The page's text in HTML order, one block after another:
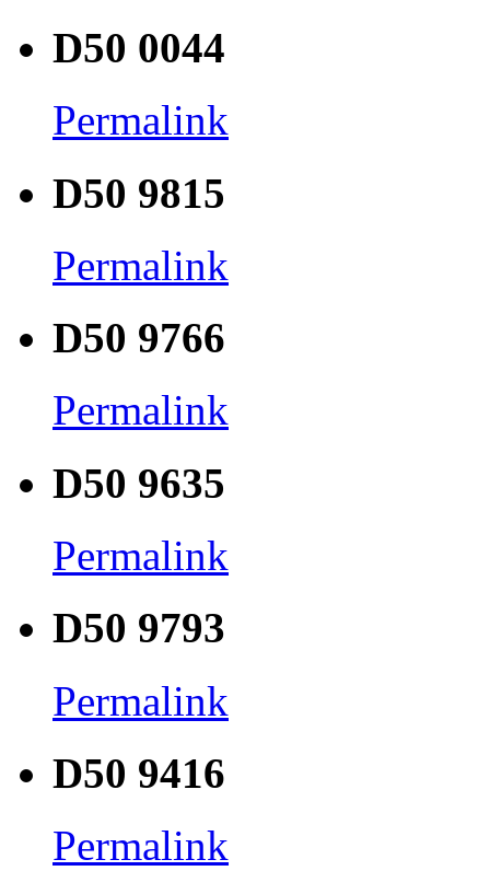
D50 0044
Permalink
D50 9815
Permalink
D50 9766
Permalink
D50 9635
Permalink
D50 9793
Permalink
D50 9416
Permalink